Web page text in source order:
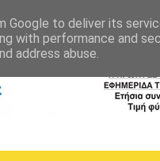
ΕΠΙΚΟΙΝΩΝΙΑ
Google to deliver its
with performance and
address abuse.